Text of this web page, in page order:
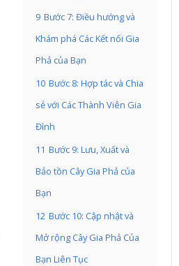
9 Bước 7: Điều hướng và
Khám phá Các Kết nối Gia
Phả của Bạn
10 Bước 8: Hợp tác và Chia
sẻ với Các Thành Viên Gia
Đình
11 Bước 9: Lưu, Xuất và
Bảo tồn Cây Gia Phả của
Bạn
12 Bước 10: Cập nhật và
Mở rộng Cây Gia Phả Của
Bạn Liên Tục